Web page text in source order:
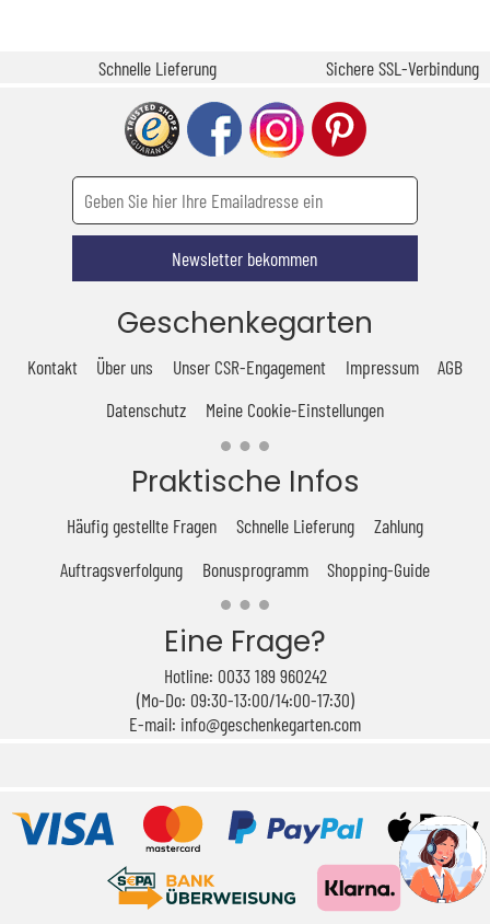
Schnelle Lieferung Sichere SSL-Verbindung
Newsletter bekommen
Geschenkegarten
Kontakt Über uns Unser CSR-Engagement Impressum
AGB
Datenschutz
Meine Cookie-Einstellungen
Praktische Infos
Häufig gestellte Fragen Schnelle Lieferung
Zahlung
Auftragsverfolgung
Bonusprogramm Shopping-Guide
Eine Frage?
Hotline: 0033 189 960242
(Mo-Do: 09:30-13:00/14:00-17:30)
E-mail: info@geschenkegarten.com